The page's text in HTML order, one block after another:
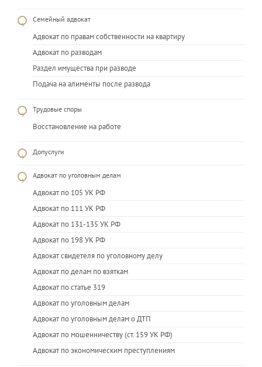
Семейный адвокат
Адвокат по правам собственности на квартиру
Адвокат по разводам
Раздел имущества при разводе
Подача на алименты после развода
Трудовые споры
Восстановление на работе
Допуслуги
Адвокат по уголовным делам
Адвокат по 105 УК РФ
Адвокат по 111 УК РФ
Адвокат по 131-135 УК РФ
Адвокат по 198 УК РФ
Адвокат свидетеля по уголовному делу
Адвокат по делам по взяткам
Адвокат по статье 319
Адвокат по уголовным делам
Адвокат по уголовным делам о ДТП
Адвокат по мошенничеству (ст. 159 УК РФ)
Адвокат по экономическим преступлениям